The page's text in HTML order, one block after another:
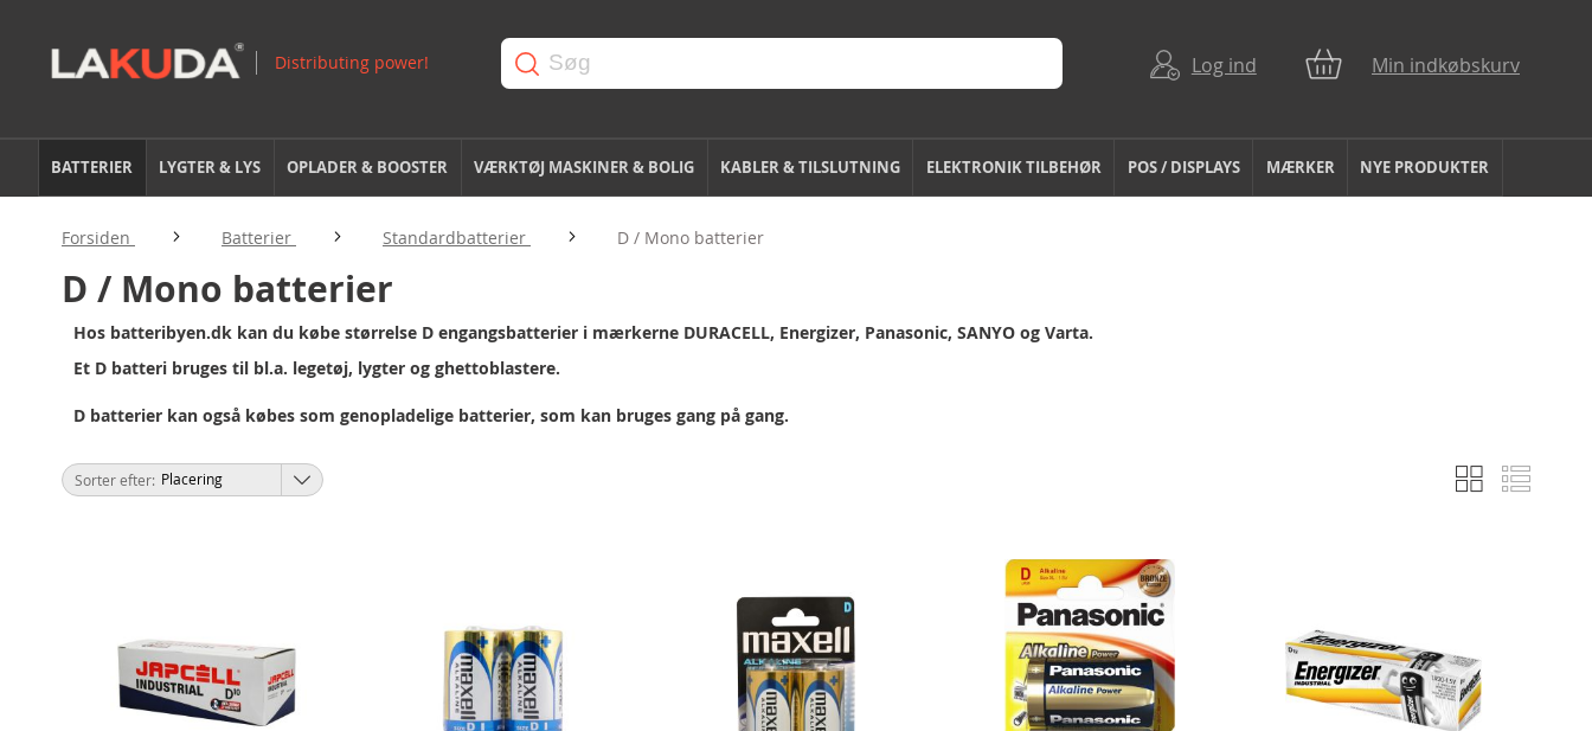
Log ind Min indkøbskurv
BATTERIER LYGTER & LYS OPLADER & BOOSTER VÆRKTØJ MASKINER & BOLIG KABLER & TILSLUTNING ELEKTRONIK TILBEHØR POS / DISPLAYS MÆRKER NYE PRODUKTER
Forsiden Batterier Standardbatterier D / Mono batterier
D / Mono batterier
Hos batteribyen.dk kan du købe størrelse D engangsbatterier i mærkerne DURACELL, Energizer, Panasonic, SANYO og Varta.
Et D batteri bruges til bl.a. legetøj, lygter og ghettoblastere.
D batterier kan også købes som genopladelige batterier, som kan bruges gang på gang.
Vis
som
GitterListe
Sorter efter